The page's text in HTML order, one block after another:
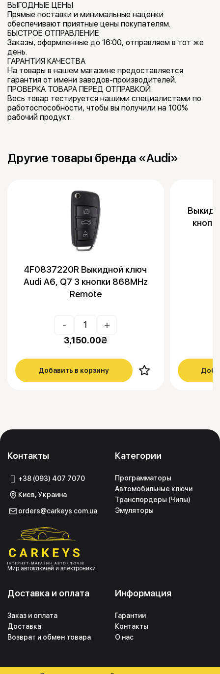
ВЫГОДНЫЕ ЦЕНЫ
Прямые поставки и минимальные наценки
обеспечивают приятные цены покупателям.
БЫСТРОЕ ОТПРАВЛЕНИЕ
Заказы, оформленные до 16:00, отправляем в тот же
день.
ГАРАНТИЯ КАЧЕСТВА
На товары в нашем магазине предоставляется
гарантия от имени заводов-производителей.
ПРОВЕРКА ТОВАРА ПЕРЕД ОТПРАВКОЙ
Весь товар тестируется нашими специалистами по
работоспособности, чтобы вы получили на 100%
рабочий продукт.
Другие товары бренда «Audi»
4F0837220R Выкидной ключ
Audi A6, Q7 3 кнопки 868MHz
Remote
- +
3,150.00₴
Добавить в корзину
Контакты
+38 (093) 407 7070
Киев, Украина
orders@carkeys.com.ua
Мир автоключей и электроники
Категории
Программаторы
Автомобильные ключи
Транспордеры (Чипы)
Эмуляторы
Информация
Гарантии
Контакты
О нас
Доставка и оплата
Заказ и оплата
Доставка
Возврат и обмен товара